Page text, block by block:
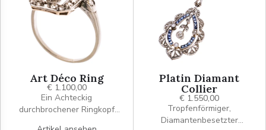
Art Déco Ring
€ 1.100,00
Ein Achteckig
durchbrochener Ringkopf
Platin Diamant
Collier
€ 1.550,00
Tropfenförmiger,
Diamantenbesetzter